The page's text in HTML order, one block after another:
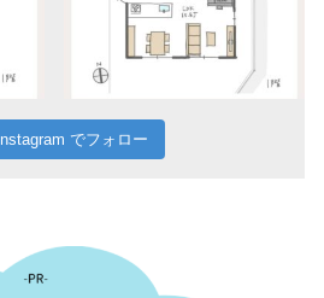
Instagram でフォロー